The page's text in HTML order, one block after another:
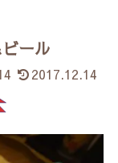
ール
2017.12.14